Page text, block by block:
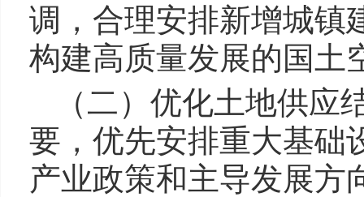
调，合理安排新增城镇
构建高质量发展的国土
（二）优化土地供
要，优先安排重大基础
产业政策和主导发展方